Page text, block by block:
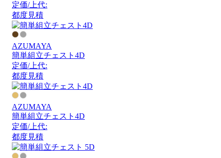
定価/上代:
都度見積
AZUMAYA
簡単組立チェスト4D
定価/上代:
都度見積
AZUMAYA
簡単組立チェスト4D
定価/上代:
都度見積